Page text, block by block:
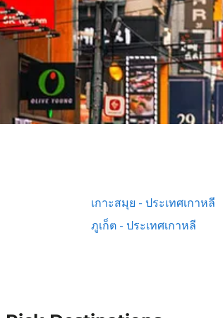
เกาะสมุย - ประเทศเกาหลี
ภูเก็ต - ประเทศเกาหลี